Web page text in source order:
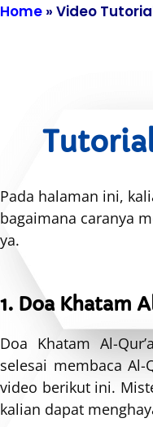
Home » Video
Pada halaman ini,
bagaimana caranya
ya.
1. Doa Khatam
Doa Khatam Al-
selesai membaca
video berikut ini.
kalian dapat